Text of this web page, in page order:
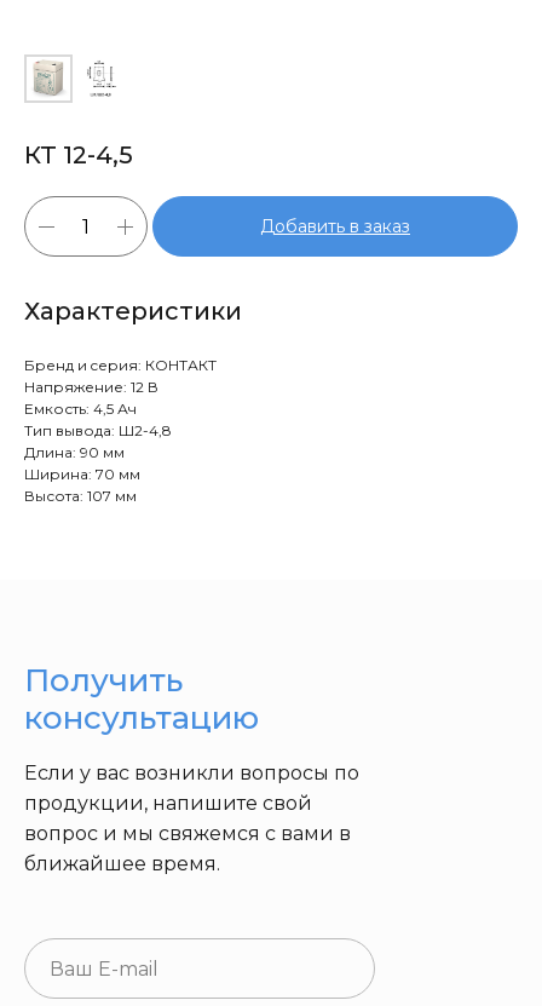
КТ 12-4,5
Добавить в заказ
Характеристики
Бренд и cерия: КОНТАКТ
Напряжение: 12 В
Емкость: 4,5 Ач
Тип вывода: Ш2-4,8
Длина: 90 мм
Ширина: 70 мм
Высота: 107 мм
Если у вас возникли вопросы по
продукции, напишите свой
вопрос и мы свяжемся с вами в
ближайшее время.
Получить
консультацию